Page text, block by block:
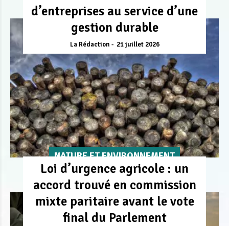
d’entreprises au service d’une
gestion durable
La Rédaction 21 juillet 2026
NATURE ET ENVIRONNEMENT
Loi d’urgence agricole : un
accord trouvé en commission
mixte paritaire avant le vote
final du Parlement